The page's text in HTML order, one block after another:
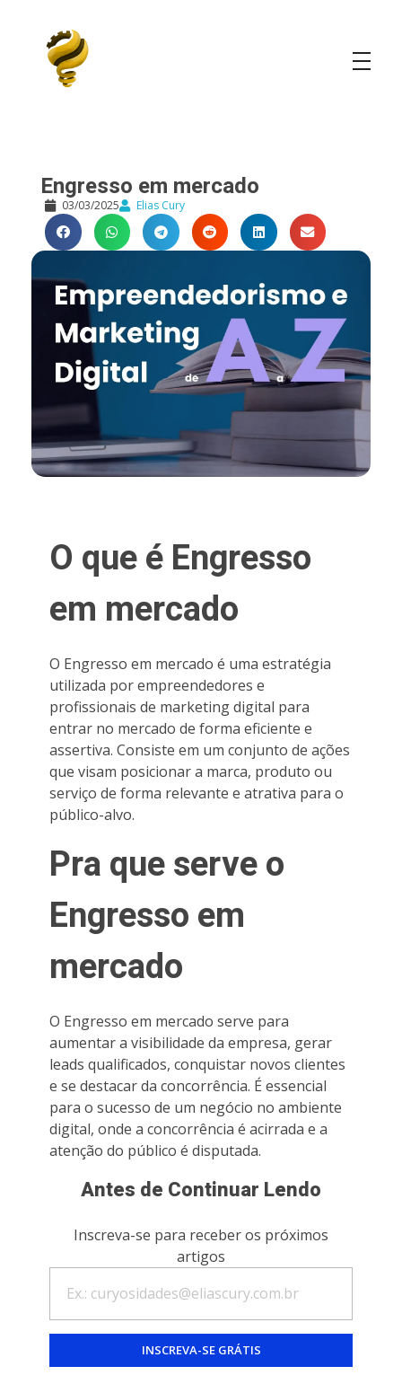
Engresso em mercado
03/03/2025 Elias Cury
O que é Engresso
em mercado
O Engresso em mercado é uma estratégia
utilizada por empreendedores e
profissionais de marketing digital para
entrar no mercado de forma eficiente e
assertiva. Consiste em um conjunto de ações
que visam posicionar a marca, produto ou
serviço de forma relevante e atrativa para o
público-alvo.
Pra que serve o
Engresso em
mercado
O Engresso em mercado serve para
aumentar a visibilidade da empresa, gerar
leads qualificados, conquistar novos clientes
e se destacar da concorrência. É essencial
para o sucesso de um negócio no ambiente
digital, onde a concorrência é acirrada e a
atenção do público é disputada.
Antes de Continuar Lendo
Inscreva-se para receber os próximos
artigos